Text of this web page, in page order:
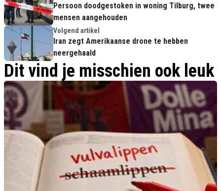
Persoon doodgestoken in woning Tilburg, twee
mensen aangehouden
Volgend artikel
Iran zegt Amerikaanse drone te hebben
neergehaald
Dit vind je misschien ook leuk